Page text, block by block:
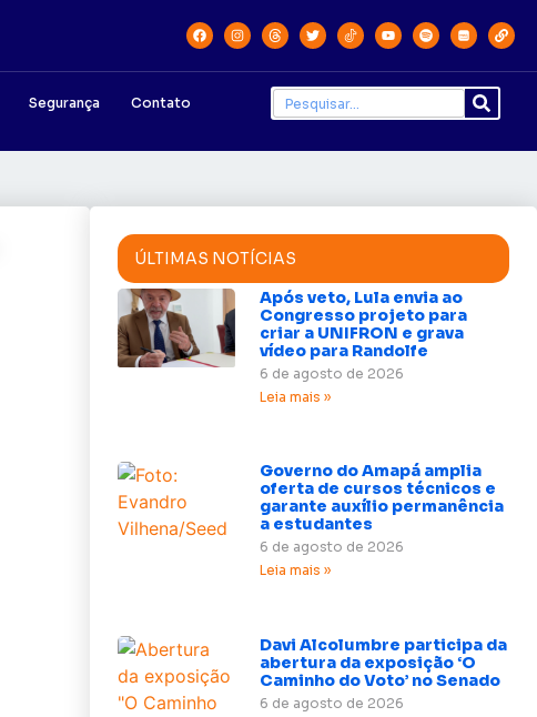
Segurança Contato
ÚLTIMAS NOTÍCIAS
Após veto, Lula envia ao
Congresso projeto para
criar a UNIFRON e grava
vídeo para Randolfe
6 de agosto de 2026
Leia mais »
Governo do Amapá amplia
oferta de cursos técnicos e
garante auxílio permanência
a estudantes
6 de agosto de 2026
Leia mais »
Davi Alcolumbre participa da
abertura da exposição ‘O
Caminho do Voto’ no Senado
6 de agosto de 2026